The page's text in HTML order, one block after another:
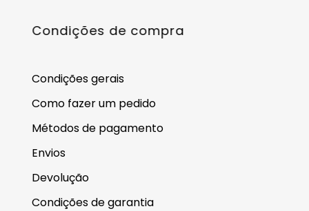
Condições de compra
Condições gerais
Como fazer um pedido
Métodos de pagamento
Envios
Devolução
Condições de garantia